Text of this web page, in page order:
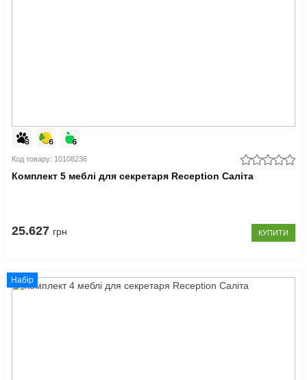
Код товару: 10108236
Комплект 5 меблі для секретаря Reception Саліта
25.627 грн КУПИТИ
Набір